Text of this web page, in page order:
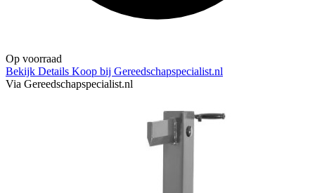
Op voorraad
Bekijk Details Koop bij Gereedschapspecialist.nl
Via Gereedschapspecialist.nl